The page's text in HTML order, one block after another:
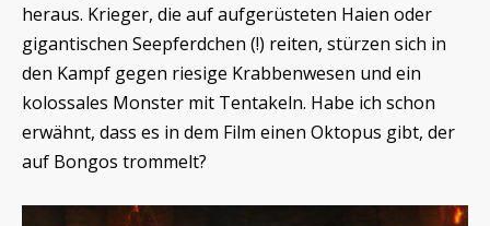
heraus. Krieger, die auf aufgerüsteten Haien oder
gigantischen Seepferdchen (!) reiten, stürzen sich in
den Kampf gegen riesige Krabbenwesen und ein
kolossales Monster mit Tentakeln. Habe ich schon
erwähnt, dass es in dem Film einen Oktopus gibt, der
auf Bongos trommelt?